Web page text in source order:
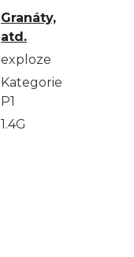
Granáty,
atd.
exploze
Kategorie
P1
1.4G